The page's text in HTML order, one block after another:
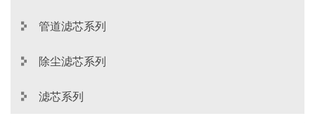
管道滤芯系列
除尘滤芯系列
滤芯系列